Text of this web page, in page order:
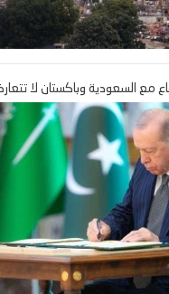
مع السعودية وباكستان لا